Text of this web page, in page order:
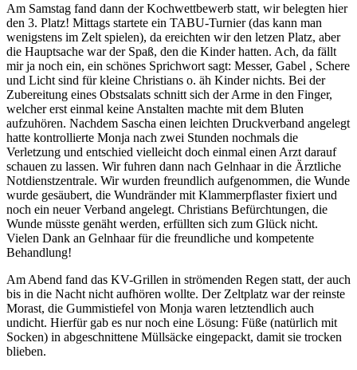
Am Samstag fand dann der Kochwettbewerb statt, wir belegten hier
den 3. Platz! Mittags startete ein TABU-Turnier (das kann man
wenigstens im Zelt spielen), da ereichten wir den letzen Platz, aber
die Hauptsache war der Spaß, den die Kinder hatten. Ach, da fällt
mir ja noch ein, ein schönes Sprichwort sagt: Messer, Gabel , Schere
und Licht sind für kleine Christians o. äh Kinder nichts. Bei der
Zubereitung eines Obstsalats schnitt sich der Arme in den Finger,
welcher erst einmal keine Anstalten machte mit dem Bluten
aufzuhören. Nachdem Sascha einen leichten Druckverband angelegt
hatte kontrollierte Monja nach zwei Stunden nochmals die
Verletzung und entschied vielleicht doch einmal einen Arzt darauf
schauen zu lassen. Wir fuhren dann nach Gelnhaar in die Ärztliche
Notdienstzentrale. Wir wurden freundlich aufgenommen, die Wunde
wurde gesäubert, die Wundränder mit Klammerpflaster fixiert und
noch ein neuer Verband angelegt. Christians Befürchtungen, die
Wunde müsste genäht werden, erfüllten sich zum Glück nicht.
Vielen Dank an Gelnhaar für die freundliche und kompetente
Behandlung!
Am Abend fand das KV-Grillen in strömenden Regen statt, der auch
bis in die Nacht nicht aufhören wollte. Der Zeltplatz war der reinste
Morast, die Gummistiefel von Monja waren letztendlich auch
undicht. Hierfür gab es nur noch eine Lösung: Füße (natürlich mit
Socken) in abgeschnittene Müllsäcke eingepackt, damit sie trocken
blieben.